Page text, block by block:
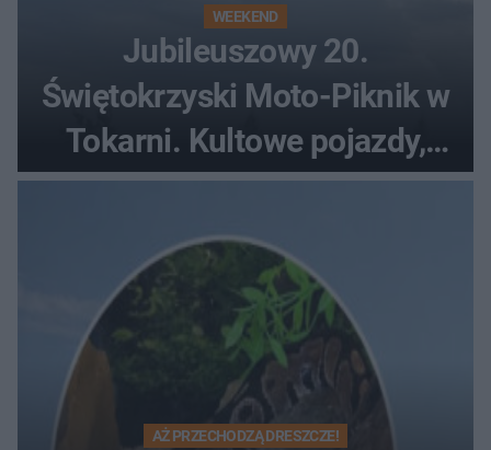
WEEKEND
Jubileuszowy 20.
Świętokrzyski Moto-Piknik w
Tokarni. Kultowe pojazdy,
pokazy i muzyczna scena w
Muzeum Wsi Kieleckiej
AŻ PRZECHODZĄ DRESZCZE!